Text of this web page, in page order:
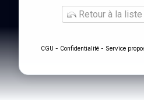
Retour à la
CGU - Confidentialité - Service